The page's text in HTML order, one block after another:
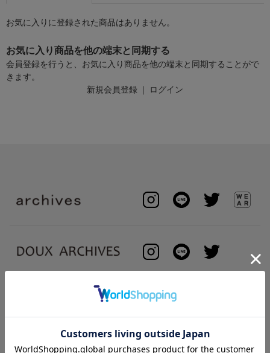
お気に入りに登録された商品はありません。
お気に入り商品を他の端末と同期する
会員登録を行うと、お気に入り商品を他の端末と同期することがで
きます。
新規会員登録 ｜ ログイン